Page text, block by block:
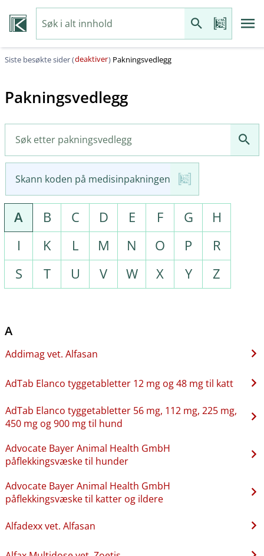
Siste besøkte sider (deaktiver) Pakningsvedlegg
Pakningsvedlegg
Skann koden på medisinpakningen
A B C D E F G
H
I
K L M N O P
R
S
T U V W X Y Z
A
Addimag vet. Alfasan
AdTab Elanco tyggetabletter 12 mg og 48 mg til katt
AdTab Elanco tyggetabletter 56 mg, 112 mg, 225 mg,
450 mg og 900 mg til hund
Advocate Bayer Animal Health GmbH
påflekkingsvæske til hunder
Advocate Bayer Animal Health GmbH
påflekkingsvæske til katter og ildere
Alfadexx vet. Alfasan